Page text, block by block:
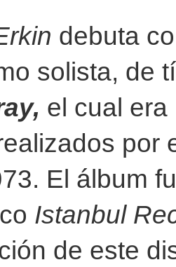
debuta
solista, de
el cual
por
El álbum
Istanbul
de este